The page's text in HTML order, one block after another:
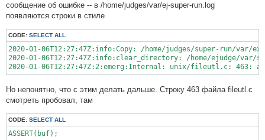
сообщение об ошибке -- в /home/judges/var/ej-super-run.log
появляются строки в стиле
CODE: SELECT ALL
2020-01-06T12:27:47Z:info:Copy: /home/judges/super-run/var/
2020-01-06T12:27:47Z:info:clear_directory: /home/ejudge/var/
Но непонятно, что с этим делать дальше. Строку 463 файла fileutl.c
смотреть пробовал, там
CODE: SELECT ALL
ASSERT(buf);